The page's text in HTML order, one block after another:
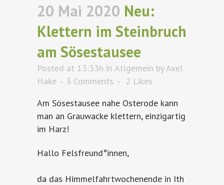
20 Mai 2020 Neu:
Klettern im Steinbruch
am Sösestausee
Posted at 13:33h in Allgemein byAxel
Hake
3 Comments 2 Likes
Am Sösestausee nahe Osterode kann
man an Grauwacke klettern, einzigartig
im Harz!
Hallo Felsfreund°innen,
da das Himmelfahrtwochenende in Ith